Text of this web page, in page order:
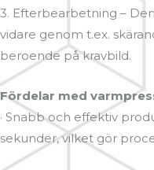
3. Efterbearbetning –
vidare genom t.ex.
beroende på kravbild.
Fördelar med
· Snabb och effektiv
sekunder, vilket gör